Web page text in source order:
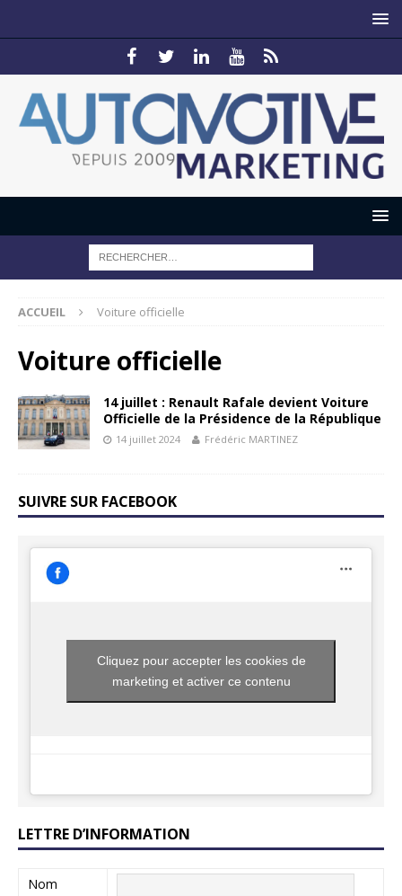
ACCUEIL Voiture officielle
Voiture officielle
14 juillet : Renault Rafale devient Voiture
Officielle de la Présidence de la République
14 juillet 2024 Frédéric MARTINEZ
SUIVRE SUR FACEBOOK
Cliquez pour accepter les cookies de
marketing et activer ce contenu
LETTRE D’INFORMATION
Nom